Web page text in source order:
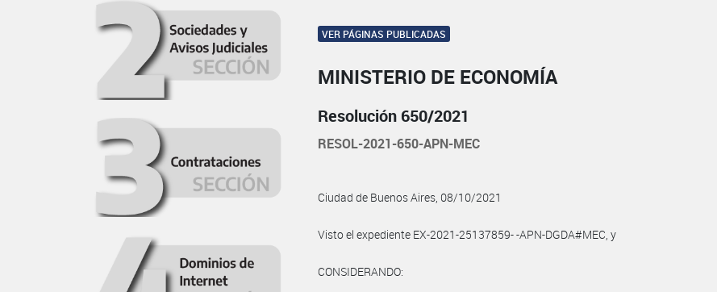
VER PÁGINAS PUBLICADAS
MINISTERIO DE ECONOMÍA
Resolución 650/2021
RESOL-2021-650-APN-MEC
Ciudad de Buenos Aires, 08/10/2021
Visto el expediente EX-2021-25137859- -APN-DGDA#MEC, y
CONSIDERANDO: